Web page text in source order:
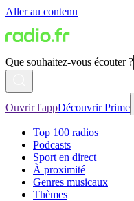
Aller au contenu
Que souhaitez-vous écouter ?
Ouvrir l'appDécouvrir Prime
Top 100 radios
Podcasts
Sport en direct
À proximité
Genres musicaux
Thèmes